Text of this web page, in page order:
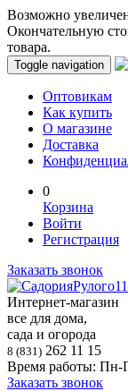
Возможно
Окончательную
товара.
Toggle navigation
Оптовикам
Как купить
О магазине
Доставка
0
Корзина
Войти
Регистрация
Заказать звонок
Интернет-магазин
все для дома,
сада и огорода
8 (831) 262 11 15
Время работы: Пн-
Заказать звонок